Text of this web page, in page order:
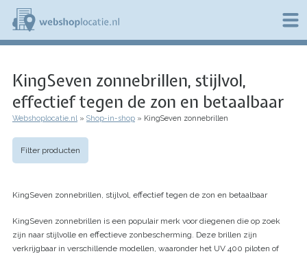
Overslaan
naar
de
b
s
h
p
l
c
i
.
n
l
KingSeven zonnebrillen, stijlvol,
effectief tegen de zon en betaalbaar
Kruimelpad
Webshoplocatie.nl Shop-in-shop KingSeven zonnebrillen
Filter producten
KingSeven zonnebrillen, stijlvol, effectief tegen de zon en betaalbaar
KingSeven zonnebrillen is een populair merk voor diegenen die op zoek
zijn naar stijlvolle en effectieve zonbescherming. Deze brillen zijn
verkrijgbaar in verschillende modellen, waaronder het UV 400 piloten of